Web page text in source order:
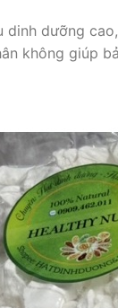
dinh dưỡng
không giúp